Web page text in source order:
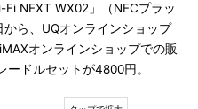
NEXT WX02」（NECプラッ
から、UQオンラインショップ
オンラインショップでの販
ドルセットが4800円。